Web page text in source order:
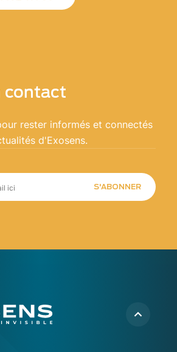
contact
rester informés et connectés
d'Exosens.
S'ABONNER